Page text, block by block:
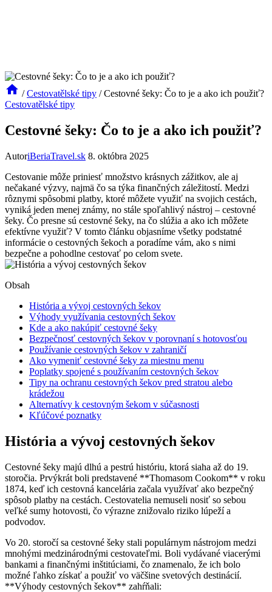
/ Cestovatělské tipy / Cestovné šeky: Čo to je a ako ich použiť?
Cestovatělské tipy
Cestovné šeky: Čo to je a ako ich použiť?
AutoriBeriaTravel.sk 8. októbra 2025
Cestovanie môže priniesť množstvo krásnych zážitkov, ale aj
nečakané výzvy, najmä čo sa týka finančných záležitostí. Medzi
rôznymi spôsobmi platby, ktoré môžete využiť na svojich cestách,
vyniká jeden menej známy, no stále spoľahlivý nástroj – cestovné
šeky. Čo presne sú cestovné šeky, na čo slúžia a ako ich môžete
efektívne využiť? V tomto článku objasníme všetky podstatné
informácie o cestovných šekoch a poradíme vám, ako s nimi
bezpečne a pohodlne cestovať po celom svete.
Obsah
História a vývoj cestovných šekov
Výhody využívania cestovných šekov
Kde a ako nakúpiť cestovné šeky
Bezpečnosť cestovných šekov v porovnaní s hotovosťou
Používanie cestovných šekov v zahraničí
Ako vymeniť cestovné šeky za miestnu menu
Poplatky spojené s používaním cestovných šekov
Tipy na ochranu cestovných šekov pred stratou alebo
krádežou
Alternatívy k cestovným šekom v súčasnosti
Kľúčové poznatky
História a vývoj cestovných šekov
Cestovné šeky majú dlhú a pestrú históriu, ktorá siaha až do 19.
storočia. Prvýkrát boli predstavené **Thomasom Cookom** v roku
1874, keď ich cestovná kancelária začala využívať ako bezpečný
spôsob platby na cestách. Cestovatelia nemuseli nosiť so sebou
veľké sumy hotovosti, čo výrazne znižovalo riziko lúpeží a
podvodov.
Vo 20. storočí sa cestovné šeky stali populárnym nástrojom medzi
mnohými medzinárodnými cestovateľmi. Boli vydávané viacerými
bankami a finančnými inštitúciami, čo znamenalo, že ich bolo
možné ľahko získať a použiť vo väčšine svetových destinácií.
**Výhody cestovných šekov** zahŕňali: